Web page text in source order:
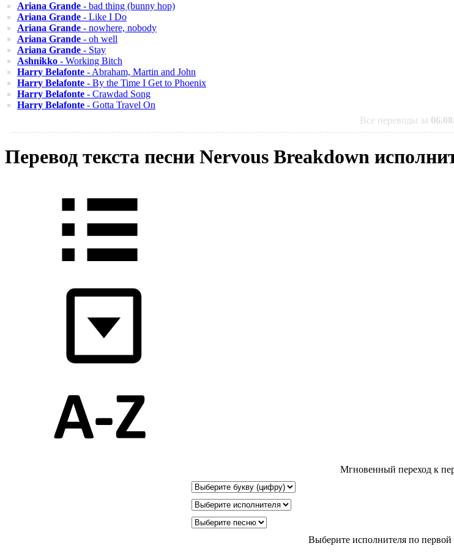
Ariana Grande - bad thing (bunny hop)
Ariana Grande - Like I Do
Ariana Grande - nowhere, nobody
Ariana Grande - oh well
Ariana Grande - Stay
Ashnikko - Working Bitch
Harry Belafonte - Abraham, Martin and John
Harry Belafonte - By the Time I Get to Phoenix
Harry Belafonte - Crawdad Song
Harry Belafonte - Gotta Travel On
Все переводы за
Перевод текста песни Nervous Breakdown
Мгновенный переход к
Выберите исполнителя по первой